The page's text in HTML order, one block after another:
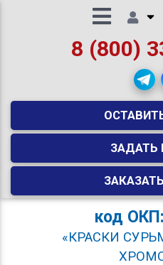
8 (800)
ЗАДАТЬ
код
«КРАСКИ